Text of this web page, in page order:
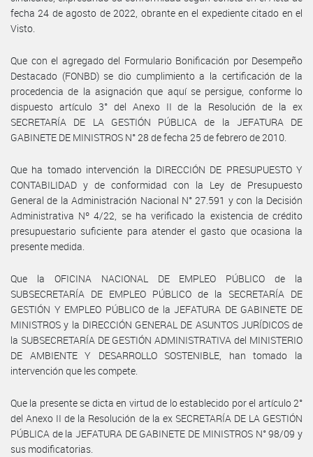
fecha 24 de agosto de 2022, obrante en el expediente citado en el
Visto.
Que con el agregado del Formulario Bonificación por Desempeño
Destacado (FONBD) se dio cumplimiento a la certificación de la
procedencia de la asignación que aquí se persigue, conforme lo
dispuesto artículo 3° del Anexo II de la Resolución de la ex
SECRETARÍA DE LA GESTIÓN PÚBLICA de la JEFATURA DE
GABINETE DE MINISTROS N° 28 de fecha 25 de febrero de 2010.
Que ha tomado intervención la DIRECCIÓN DE PRESUPUESTO Y
CONTABILIDAD y de conformidad con la Ley de Presupuesto
General de la Administración Nacional N° 27.591 y con la Decisión
Administrativa Nº 4/22, se ha verificado la existencia de crédito
presupuestario suficiente para atender el gasto que ocasiona la
presente medida.
Que la OFICINA NACIONAL DE EMPLEO PÚBLICO de la
SUBSECRETARÍA DE EMPLEO PÚBLICO de la SECRETARÍA DE
GESTIÓN Y EMPLEO PÚBLICO de la JEFATURA DE GABINETE DE
MINISTROS y la DIRECCIÓN GENERAL DE ASUNTOS JURÍDICOS de
la SUBSECRETARÍA DE GESTIÓN ADMINISTRATIVA del MINISTERIO
DE AMBIENTE Y DESARROLLO SOSTENIBLE, han tomado la
intervención que les compete.
Que la presente se dicta en virtud de lo establecido por el artículo 2°
del Anexo II de la Resolución de la ex SECRETARÍA DE LA GESTIÓN
PÚBLICA de la JEFATURA DE GABINETE DE MINISTROS N° 98/09 y
sus modificatorias.